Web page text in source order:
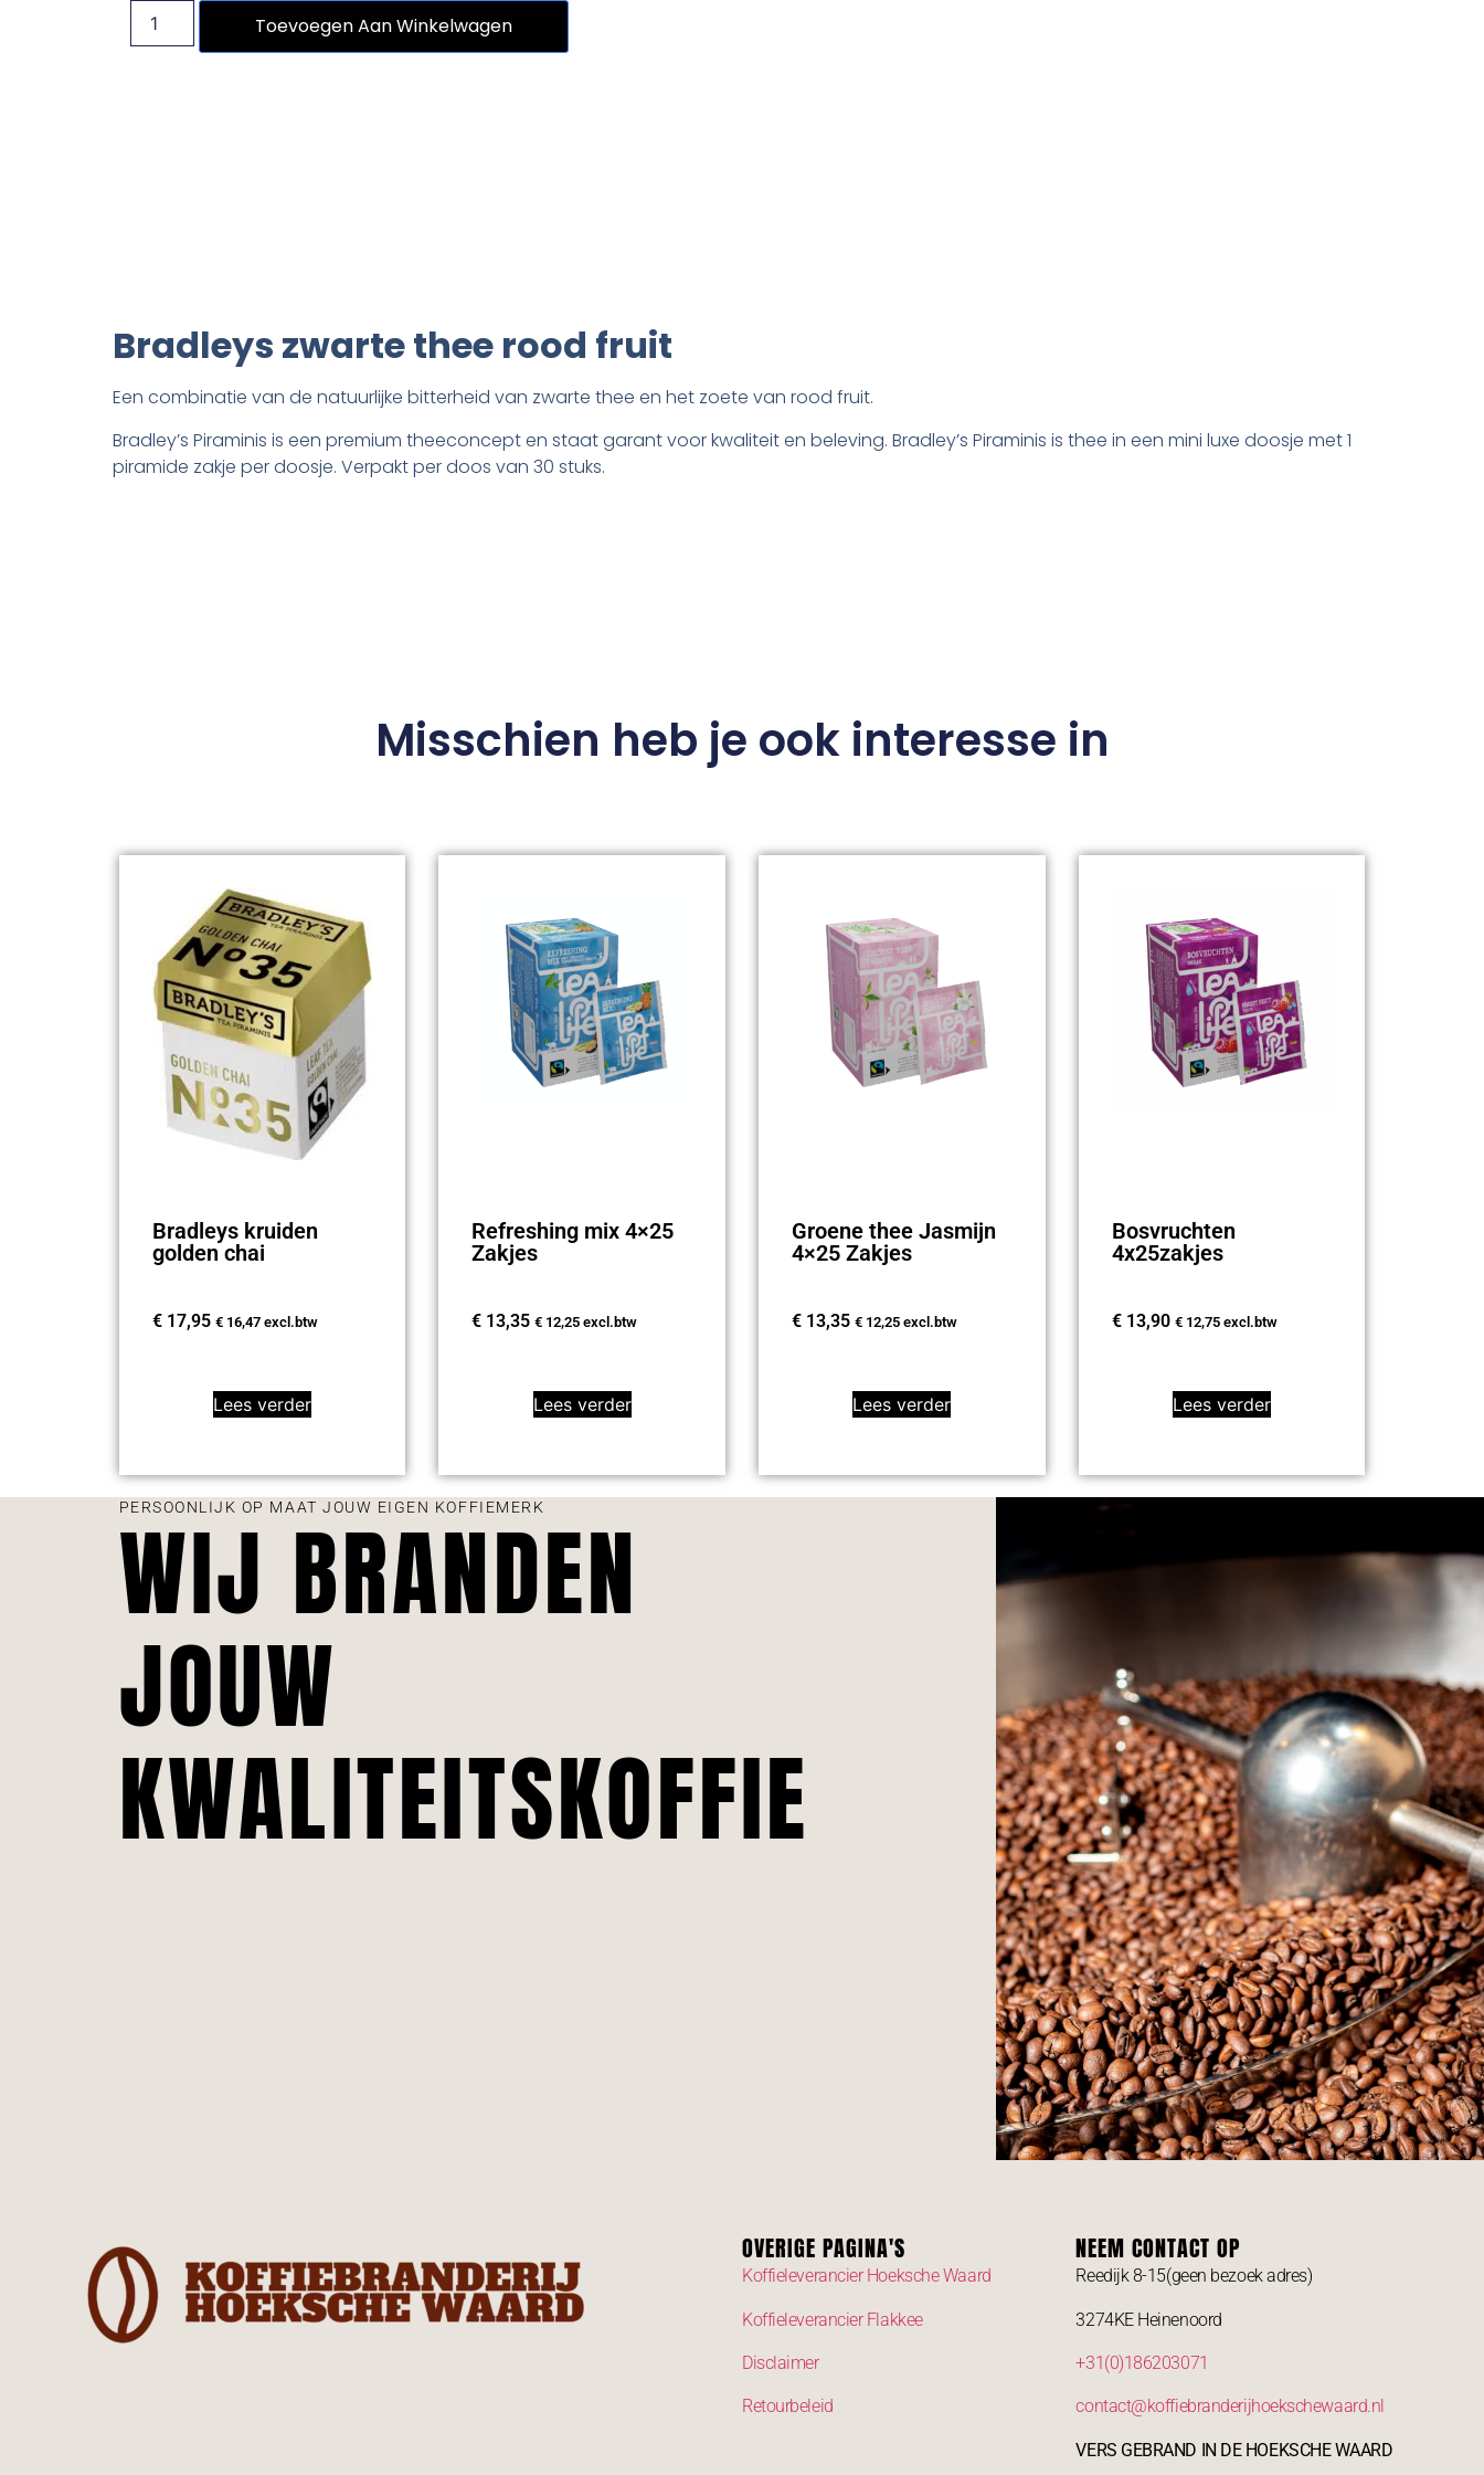
Toevoegen Aan Winkelwagen
Bradleys zwarte thee rood fruit
Een combinatie van de natuurlijke bitterheid van zwarte thee en het zoete van rood fruit.
Bradley’s Piraminis is een premium theeconcept en staat garant voor kwaliteit en beleving. Bradley’s Piraminis is thee in een mini luxe doosje met 1
piramide zakje per doosje. Verpakt per doos van 30 stuks.
Misschien heb je ook interesse in
Bradleys kruiden
golden chai
€17,95 €16,47excl.btw
Lees verder
Refreshing mix 4×25
Zakjes
€ 13,35 € 12,25 excl.btw
Lees verder
Groene thee Jasmijn
4×25 Zakjes
€13,35 €12,25excl.btw
Lees verder
Bosvruchten
4x25zakjes
€13,90 €12,75excl.btw
Lees verder
PERSOONLIJK OP MAAT JOUW EIGEN KOFFIEMERK
WIJ BRANDEN
JOUW
KWALITEITSKOFFIE
OVERIGE PAGINA'S
Koffieleverancier Hoeksche Waard
Koffieleverancier Flakkee
Disclaimer
Retourbeleid
NEEM CONTACT OP
Reedijk 8-15(geen bezoek adres)
3274KE Heinenoord
+31(0)186203071
contact@koffiebranderijhoekschewaard.nl
VERS GEBRAND IN DE HOEKSCHE WAARD